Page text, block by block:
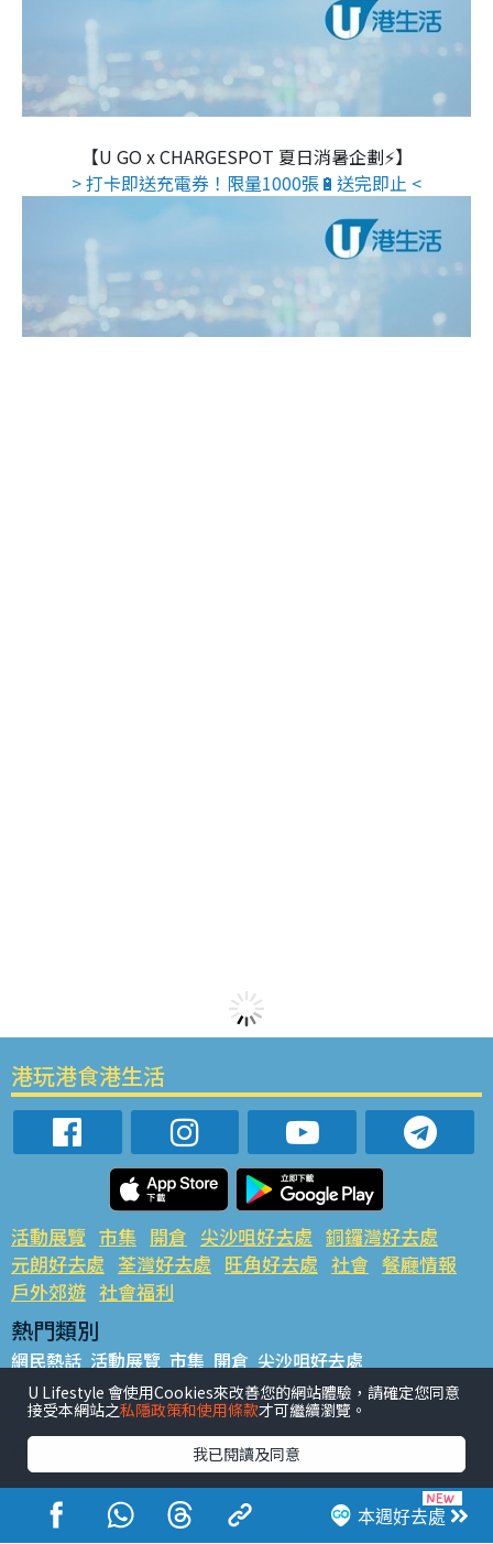
【U GO x CHARGESPOT 夏日消暑企劃⚡】
> 打卡即送充電券！限量1000張🔋送完即止 <
本週好去處
港玩港食港生活
活動展覽 市集 開倉 尖沙咀好去處 銅鑼灣好去處
元朗好去處 荃灣好去處 旺角好去處 社會 餐廳情報
戶外郊遊 社會福利
熱門類別
網民熱話 活動展覽 市集 開倉 尖沙咀好去處
銅鑼灣好去處 元朗好去處 荃灣好去處 旺角好去處 社會
餐廳情報 戶外郊遊
熱門標籤
#UGO搵好去處 #人氣活動推介 #美食社群熱話
#親子玩樂好去處
#ULifestyle應用程式
#限時搶
#UJetso禮物放送
#ULifestyle商戶中心 #著數 #網絡熱話
U Lifestyle 會使用Cookies來改善您的網站體驗，請確定您同意
接受本網站之私隱政策和使用條款才可繼續瀏覽。
我已閱讀及同意